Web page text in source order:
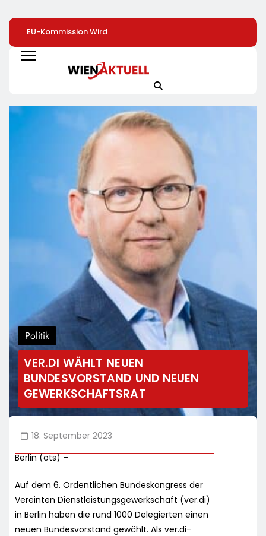
EU-Kommission Wird
Zur „Zentrale Der
Tierindustrie“ /
Tierschutzorganisation
Projektion In Brüssel
Die Nähe Der EU-
Kommission Zur
Tierindustrie An
Preissenkung Im April:
Sofort Die Preise Auf
Schokolade Und Käse
Mit LECKERROM,
CREMISEE, EXCELSIOR
Süßer Und Herzhafter
Vernetzen Sich
Politik
VER.DI WÄHLT NEUEN
BUNDESVORSTAND UND NEUEN
GEWERKSCHAFTSRAT
18. September 2023
Berlin (ots) –
Auf dem 6. Ordentlichen Bundeskongress der
Vereinten Dienstleistungsgewerkschaft (ver.di)
in Berlin haben die rund 1000 Delegierten einen
neuen Bundesvorstand gewählt. Als ver.di-